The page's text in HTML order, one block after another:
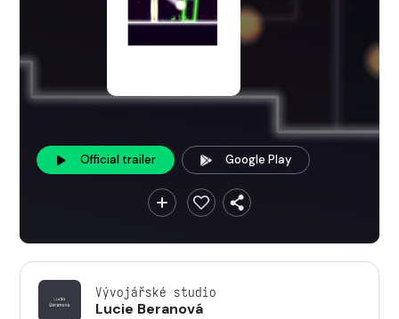
Official trailer Google Play
Vývojářské studio
Lucie Beranová